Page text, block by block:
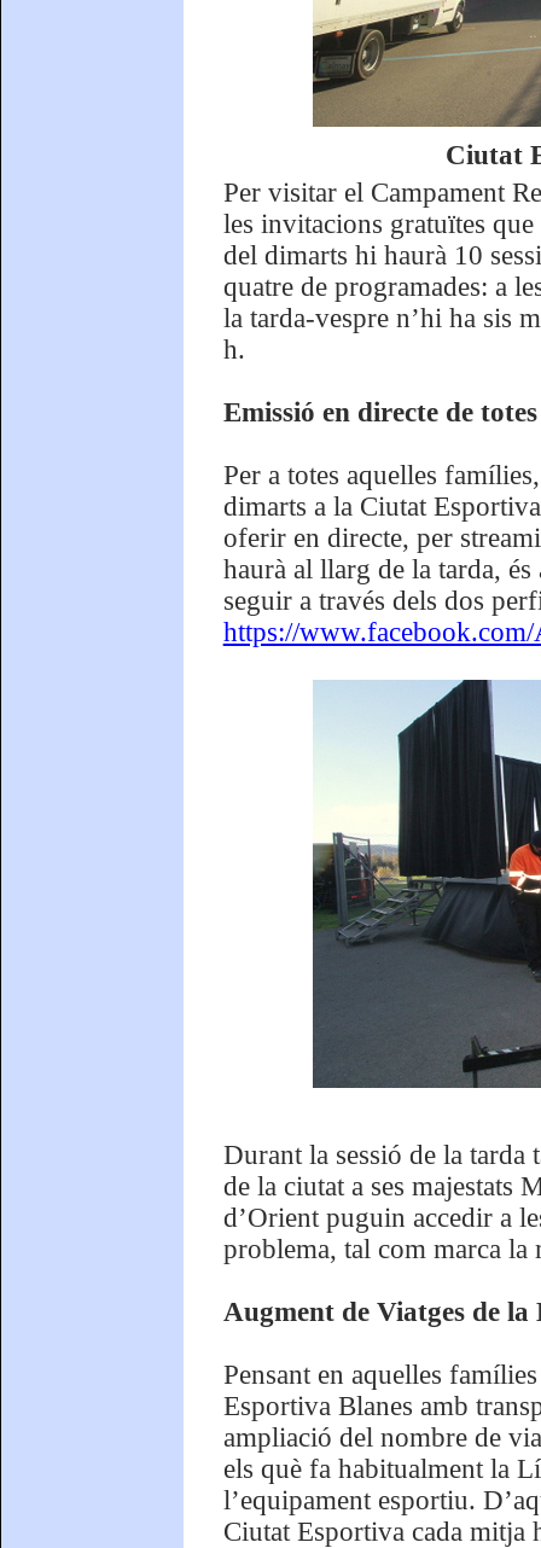
Ciutat
Per visitar el Campament
les invitacions gratuïtes
del dimarts hi haurà 10
quatre de programades: a
la tarda-vespre n’hi ha sis
h.
Emissió en directe de
Per a totes aquelles
dimarts a la Ciutat
oferir en directe, per
haurà al llarg de la tarda,
seguir a través dels dos
https://www.facebook.com/
Durant la sessió de la tarda
de la ciutat a ses majestats
d’Orient puguin accedir a
problema, tal com marca la
Augment de Viatges de
Pensant en aquelles
Esportiva Blanes amb
ampliació del nombre de
els què fa habitualment la
l’equipament esportiu.
Ciutat Esportiva cada mitja